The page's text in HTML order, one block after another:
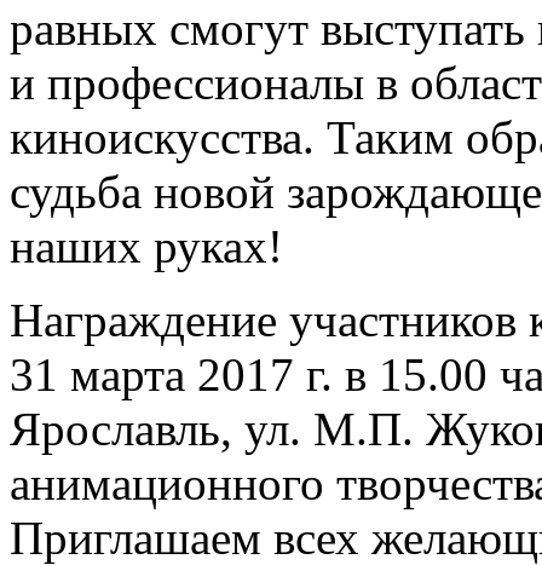
равных смогут
и профессионалы в
киноискусства. Таким
судьба новой
наших руках!
Награждение участников
31 марта 2017 г. в 15.00
Ярославль, ул. М.П.
анимационного
Приглашаем всех